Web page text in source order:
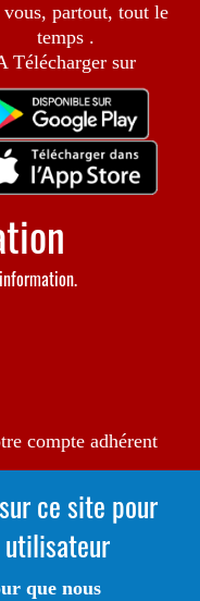
vous, partout, tout le
temps .
Télécharger sur
compte adhérent
Raphaëlle Michaud
ce site pour
que nous